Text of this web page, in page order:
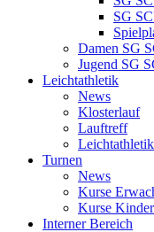
SG
Damen SG
Jugend SG
Leichtathletik
News
Klosterlauf
Lauftreff
Leichtathletik
Turnen
News
Kurse
Kurse Kinder
Interner Bereich